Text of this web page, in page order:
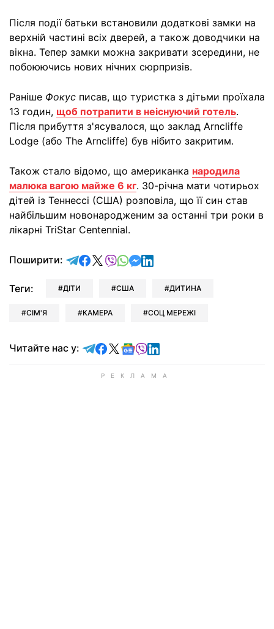
Після події батьки встановили додаткові замки на
верхній частині всіх дверей, а також доводчики на
вікна. Тепер замки можна закривати зсередини, не
побоюючись нових нічних сюрпризів.
Раніше Фокус писав, що туристка з дітьми проїхала
13 годин, щоб потрапити в неіснуючий готель.
Після прибуття з'ясувалося, що заклад Arncliffe
Lodge (або The Arncliffe) був нібито закритим.
Також стало відомо, що американка народила
малюка вагою майже 6 кг. 30-річна мати чотирьох
дітей із Теннессі (США) розповіла, що її син став
найбільшим новонародженим за останні три роки в
лікарні TriStar Centennial.
Поширити: відправити у Telegram
поділитись у Facebook
поділитись у X
відправити у Viber
відправити у Whatsapp
відправити у Messenger
відправити у LinkedIn
Теги: ДІТИ США ДИТИНА
СІМ'Я КАМЕРА СОЦ МЕРЕЖІ
Читайте нас у: Читайте у Telegram
Читайте у Facebook
Читайте у X
Читайте у Google news
Читайте у Viber
Читайте у LinkedIn